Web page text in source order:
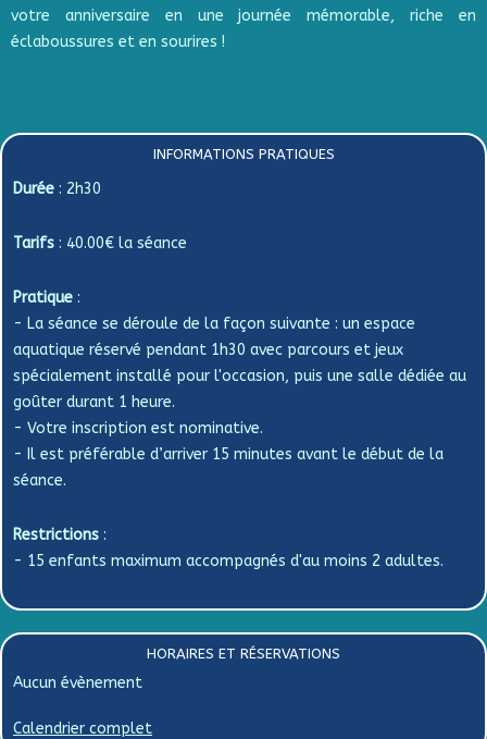
votre anniversaire en une journée mémorable, riche en
éclaboussures et en sourires !
INFORMATIONS PRATIQUES
Durée : 2h30
Tarifs : 40.00€ la séance
Pratique :
- La séance se déroule de la façon suivante : un espace
aquatique réservé pendant 1h30 avec parcours et jeux
spécialement installé pour l'occasion, puis une salle dédiée au
goûter durant 1 heure.
- Votre inscription est nominative.
- Il est préférable d’arriver 15 minutes avant le début de la
séance.
Restrictions :
- 15 enfants maximum accompagnés d'au moins 2 adultes.
HORAIRES ET RÉSERVATIONS
Aucun évènement
Calendrier complet